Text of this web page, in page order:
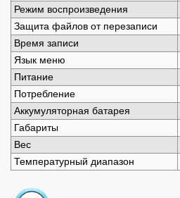
Режим воспроизведения
Защита файлов от перезаписи
Время записи
Язык меню
Питание
Потребление
Аккумуляторная батарея
Габариты
Вес
Температурный диапазон